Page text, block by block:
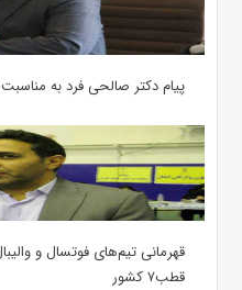
پیام دکتر صالحی فرد به
قهرمانی تیم‌های فوتسال و
قطب۷ کشور